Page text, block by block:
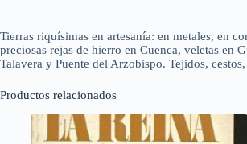
Tierras riquísimas en artesanía: en metales, en
preciosas rejas de hierro en Cuenca, veletas en
Talavera y Puente del Arzobispo. Tejidos,
Productos relacionados